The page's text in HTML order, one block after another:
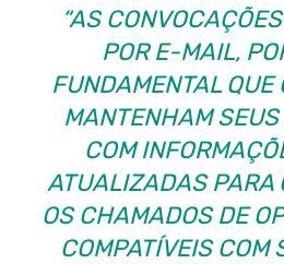
“AS
POR E-MAIL,
FUNDAMENTAL QUE
MANTENHAM
COM
ATUALIZADAS PARA
OS CHAMADOS DE
COMPATÍVEIS COM